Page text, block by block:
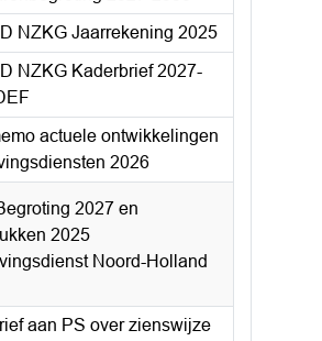
NZKG Jaarrekening 2025
NZKG Kaderbrief 2027-
actuele ontwikkelingen
2026
2027 en
2025
Noord-Holland
aan PS over zienswijze